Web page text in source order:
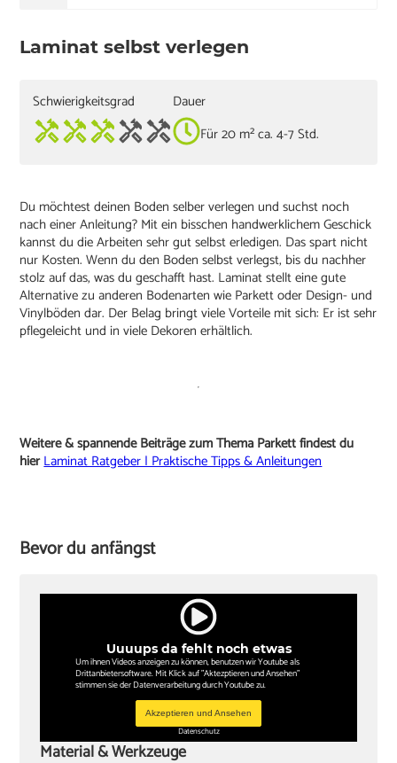
Laminat selbst verlegen
Schwierigkeitsgrad
Dauer
Für 20 m² ca. 4-7 Std.
Du möchtest deinen Boden selber verlegen und suchst noch
nach einer Anleitung? Mit ein bisschen handwerklichem Geschick
kannst du die Arbeiten sehr gut selbst erledigen. Das spart nicht
nur Kosten. Wenn du den Boden selbst verlegst, bis du nachher
stolz auf das, was du geschafft hast. Laminat stellt eine gute
Alternative zu anderen Bodenarten wie Parkett oder Design- und
Vinylböden dar. Der Belag bringt viele Vorteile mit sich: Er ist sehr
pflegeleicht und in viele Dekoren erhältlich.
Weitere & spannende Beiträge zum Thema Parkett findest du
hierLaminat Ratgeber | Praktische Tipps & Anleitungen
Bevor du anfängst
Uuuups da fehlt noch etwas
Um ihnen Videos anzeigen zu können, benutzen wir Youtube als
Drittanbietersoftware. Mit Klick auf "Aktezptieren und Ansehen"
stimmen sie der Datenverarbeitung durch Youtube zu.
Akzeptieren und Ansehen
Datenschutz
Material & Werkzeuge